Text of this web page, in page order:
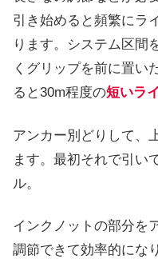
引き始めると頻繁にラ
ります。システム区間
くグリップを前に置い
ると30m程度の短いラ
アンカー別どりして、
ます。最初それで引い
ル。
インクノットの部分を
調節できて効率的にな